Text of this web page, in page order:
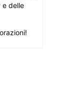
e delle